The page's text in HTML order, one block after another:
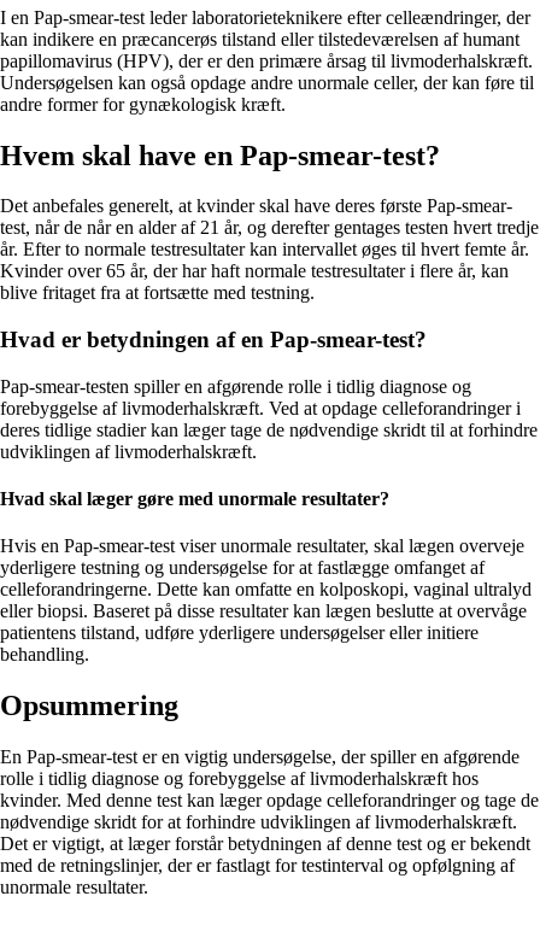
I en Pap-smear-test leder laboratorieteknikere efter celleændringer, der
kan indikere en præcancerøs tilstand eller tilstedeværelsen af humant
papillomavirus (HPV), der er den primære årsag til livmoderhalskræft.
Undersøgelsen kan også opdage andre unormale celler, der kan føre til
andre former for gynækologisk kræft.
Hvem skal have en Pap-smear-test?
Det anbefales generelt, at kvinder skal have deres første Pap-smear-
test, når de når en alder af 21 år, og derefter gentages testen hvert tredje
år. Efter to normale testresultater kan intervallet øges til hvert femte år.
Kvinder over 65 år, der har haft normale testresultater i flere år, kan
blive fritaget fra at fortsætte med testning.
Hvad er betydningen af en Pap-smear-test?
Pap-smear-testen spiller en afgørende rolle i tidlig diagnose og
forebyggelse af livmoderhalskræft. Ved at opdage celleforandringer i
deres tidlige stadier kan læger tage de nødvendige skridt til at forhindre
udviklingen af livmoderhalskræft.
Hvad skal læger gøre med unormale resultater?
Hvis en Pap-smear-test viser unormale resultater, skal lægen overveje
yderligere testning og undersøgelse for at fastlægge omfanget af
celleforandringerne. Dette kan omfatte en kolposkopi, vaginal ultralyd
eller biopsi. Baseret på disse resultater kan lægen beslutte at overvåge
patientens tilstand, udføre yderligere undersøgelser eller initiere
behandling.
Opsummering
En Pap-smear-test er en vigtig undersøgelse, der spiller en afgørende
rolle i tidlig diagnose og forebyggelse af livmoderhalskræft hos
kvinder. Med denne test kan læger opdage celleforandringer og tage de
nødvendige skridt for at forhindre udviklingen af livmoderhalskræft.
Det er vigtigt, at læger forstår betydningen af denne test og er bekendt
med de retningslinjer, der er fastlagt for testinterval og opfølgning af
unormale resultater.